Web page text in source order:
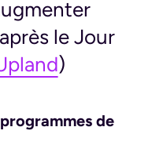
le Jour
)
de